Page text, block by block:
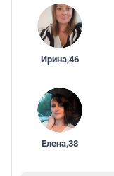
Ирина,46
Елена,38